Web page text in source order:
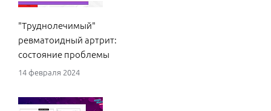
"Труднолечимый"
ревматоидный артрит:
состояние проблемы
14 февраля 2024